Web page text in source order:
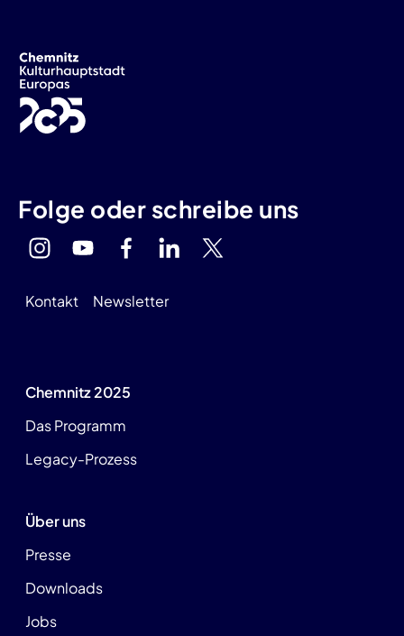
Folge oder schreibe uns
Kontakt Newsletter
Chemnitz 2025
Das Programm
Legacy-Prozess
Über uns
Presse
Downloads
Jobs